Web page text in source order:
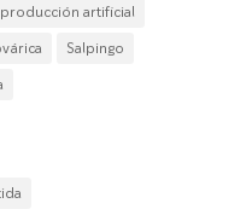
artificial
Salpingo